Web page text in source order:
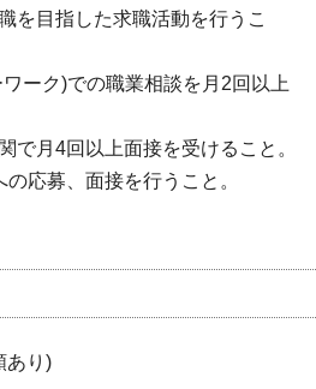
を目指した求職活動を行うこ
ーク)での職業相談を月2回以上
で月4回以上面接を受けること。
応募、面接を行うこと。
あり)